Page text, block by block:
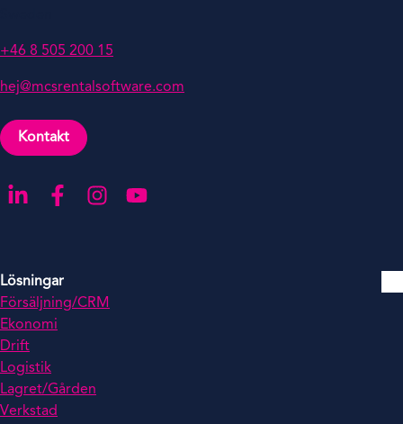
+46 8 505 200 15
hej@mcsrentalsoftware.com
Kontakt
Gå till LinkedIn
Gå till Facebook
Gå till Instagra
Gå till YouTube
Lösningar
Försäljning/CRM
Ekonomi
Drift
Logistik
Lagret/Gården
Verkstad